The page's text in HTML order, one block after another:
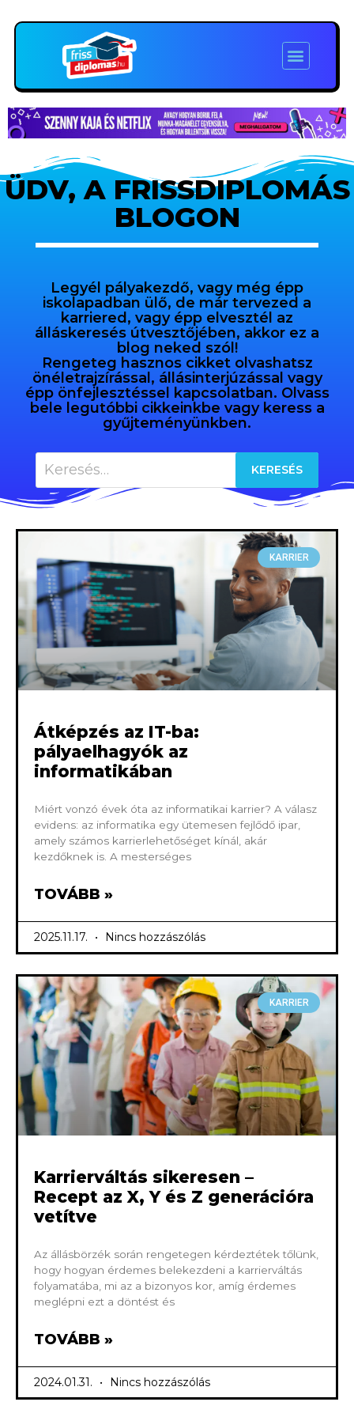
ÜDV, A FRISSDIPLOMÁS
BLOGON
Legyél pályakezdő, vagy még épp
iskolapadban ülő, de már tervezed a
karriered, vagy épp elvesztél az
álláskeresés útvesztőjében, akkor ez a
blog neked szól!
Rengeteg hasznos cikket olvashatsz
önéletrajzírással, állásinterjúzással vagy
épp önfejlesztéssel kapcsolatban. Olvass
bele legutóbbi cikkeinkbe vagy keress a
gyűjteményünkben.
KARRIER
Átképzés az IT-ba:
pályaelhagyók az
informatikában
Miért vonzó évek óta az informatikai karrier? A válasz
evidens: az informatika egy ütemesen fejlődő ipar,
amely számos karrierlehetőséget kínál, akár
kezdőknek is. A mesterséges
TOVÁBB »
2025.11.17. Nincs hozzászólás
KARRIER
Karrierváltás sikeresen –
Recept az X, Y és Z generációra
vetítve
Az állásbörzék során rengetegen kérdeztétek tőlünk,
hogy hogyan érdemes belekezdeni a karrierváltás
folyamatába, mi az a bizonyos kor, amíg érdemes
meglépni ezt a döntést és
TOVÁBB »
2024.01.31. Nincs hozzászólás